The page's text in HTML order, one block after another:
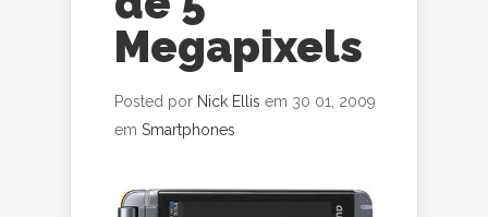
Megapixels
Posted por Nick Ellis em 30 01, 2009
em Smartphones